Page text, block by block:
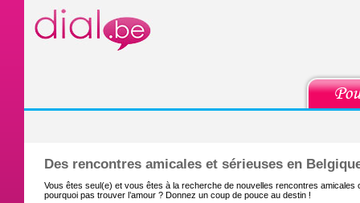
Des rencontres amicales et sérieuses en
Vous êtes seul(e) et vous êtes à la recherche de nouvelles rencontres
pourquoi pas trouver l’amour ? Donnez un coup de pouce au destin !